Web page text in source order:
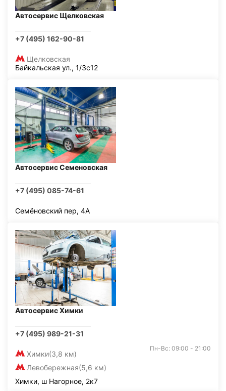
Автосервис Щелковская
+7 (495) 162-90-81
Щелковская
Байкальская ул., 1/3с12
Автосервис Семеновская
+7 (495) 085-74-61
Семёновский пер, 4А
Автосервис Химки
+7 (495) 989-21-31
Химки(3,8 км)
Левобережная(5,6 км)
Пн-Вс: 09:00 - 21:00
Химки, ш Нагорное, 2к7